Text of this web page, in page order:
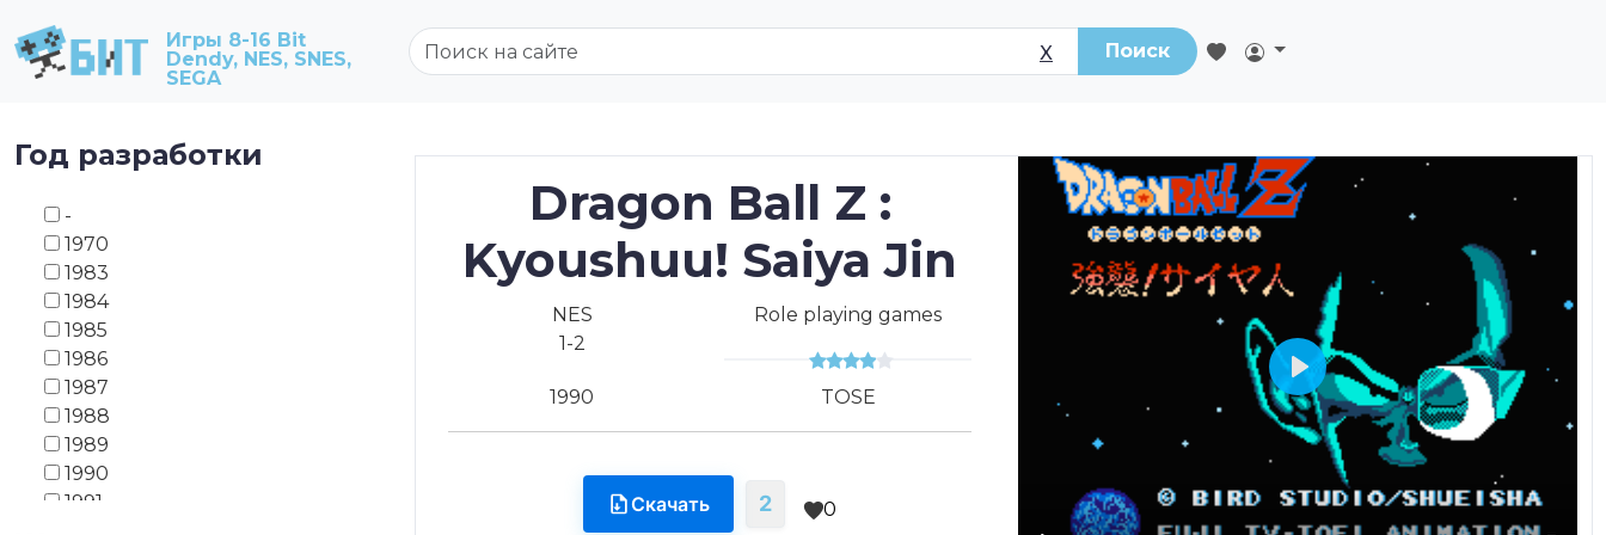
Игры 8-16 Bit
Dendy, NES, SNES,
SEGA
Поиск
X
Год разработки
-
1970
1983
1984
1985
1986
1987
1988
1989
1990
1991
Dragon Ball Z :
Kyoushuu! Saiya Jin
NES
Role playing games
1-2
1990 TOSE
Скачать 2 0
Play